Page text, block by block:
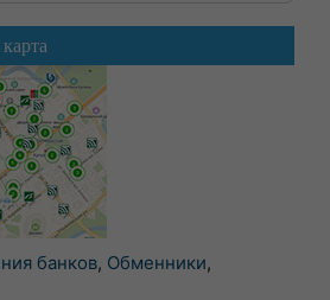
банков, Обменники,